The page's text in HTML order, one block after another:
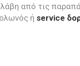
από τις
ή service